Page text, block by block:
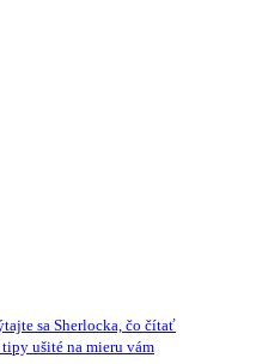
sa Sherlocka, čo čítať
ušité na mieru vám